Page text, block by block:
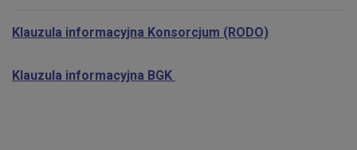
Klauzula informacyjna Konsorcjum (RODO)
Klauzula informacyjna BGK